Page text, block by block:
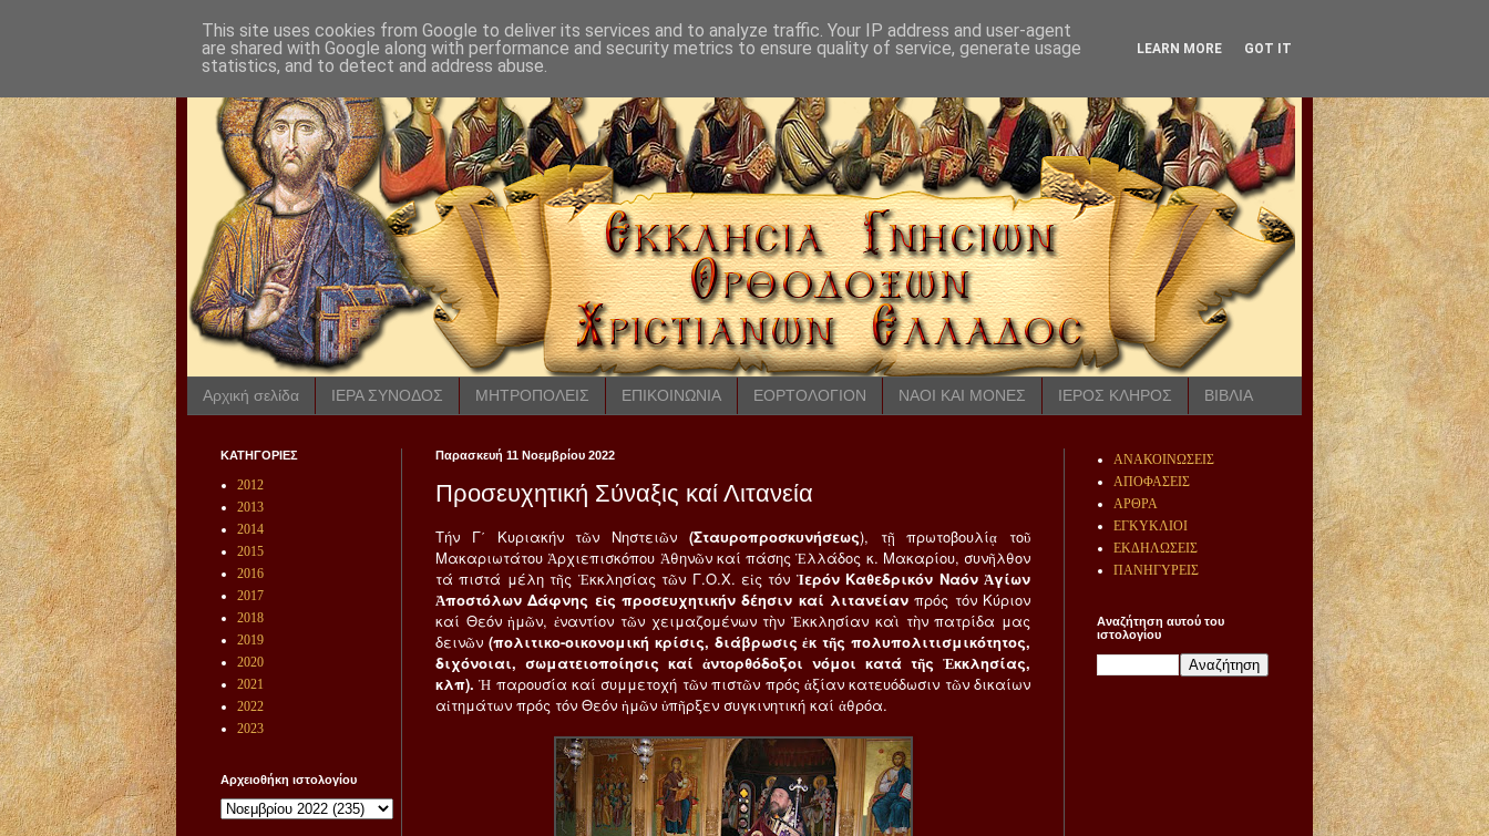
Αρχική σελίδα ΙΕΡΑ ΣΥΝΟΔΟΣ ΜΗΤΡΟΠΟΛΕΙΣ ΕΠΙΚΟΙΝΩΝΙΑ ΕΟΡΤΟΛΟΓΙΟΝ ΝΑΟΙ ΚΑΙ ΜΟΝΕΣ ΙΕΡΟΣ ΚΛΗΡΟΣ ΒΙΒΛΙΑ
Παρασκευή 11 Νοεμβρίου 2022
Προσευχητική Σύναξις καί Λιτανεία
Τήν Γ΄ Κυριακήν τῶν Νηστειῶν (Σταυροπροσκυνήσεως), τῇ πρωτοβουλίᾳ τοῦ
Μακαριωτάτου Ἀρχιεπισκόπου Ἀθηνῶν καί πάσης Ἑλλάδος κ. Μακαρίου, συνῆλθον
τά πιστά μέλη τῆς Ἐκκλησίας τῶν Γ.Ο.Χ. εἰς τόν Ἱερόν Καθεδρικόν Ναόν Ἁγίων
Ἀποστόλων Δάφνης εἰς προσευχητικήν δέησιν καί λιτανείαν πρός τόν Κύριον
καί Θεόν ἡμῶν, ἐναντίον τῶν χειμαζομένων τὴν Ἐκκλησίαν καὶ τὴν πατρίδα μας
δεινῶν (πολιτικο-οικονομική κρίσις, διάβρωσις ἐκ τῆς πολυπολιτισμικότητος,
διχόνοιαι, σωματειοποίησις καί ἀντορθόδοξοι νόμοι κατά τῆς Ἐκκλησίας,
κλπ).Ἡ παρουσία καί συμμετοχή τῶν πιστῶν πρός ἀξίαν κατευόδωσιν τῶν δικαίων
αἰτημάτων πρός τόν Θεόν ἡμῶν ὑπῆρξεν συγκινητική καί ἀθρόα.
ΚΑΤΗΓΟΡΙΕΣ
2012
2013
2014
2015
2016
2017
2018
2019
2020
2021
2022
2023
Αρχειοθήκη ιστολογίου
ΑΝΑΚΟΙΝΩΣΕΙΣ
ΑΠΟΦΑΣΕΙΣ
ΑΡΘΡΑ
ΕΓΚΥΚΛΙΟΙ
ΕΚΔΗΛΩΣΕΙΣ
ΠΑΝΗΓΥΡΕΙΣ
Αναζήτηση αυτού του
ιστολογίου
This site uses cookies from Google to deliver its services and to analyze traffic. Your IP address and user-agent
are shared with Google along with performance and security metrics to ensure quality of service, generate usage
statistics, and to detect and address abuse.
LEARN MORE GOT IT